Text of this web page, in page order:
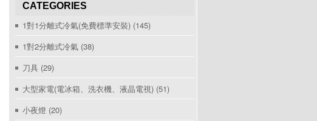
CATEGORIES
1對1分離式冷氣(免費標準安裝) (145)
1對2分離式冷氣 (38)
刀具 (29)
大型家電(電冰箱、洗衣機、液晶電視) (51)
小夜燈 (20)